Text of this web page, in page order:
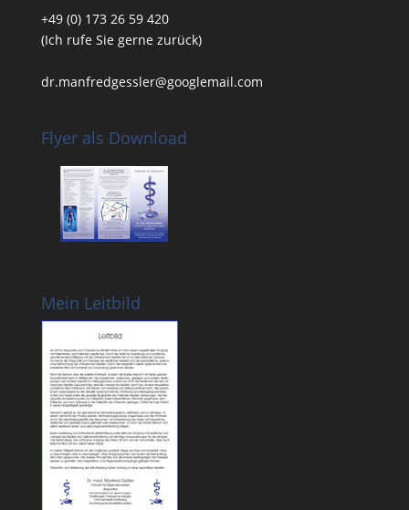
+49 (0) 173 26 59 420
(Ich rufe Sie gerne zurück)
dr.manfredgessler@googlemail.com
Flyer als Download
Mein Leitbild